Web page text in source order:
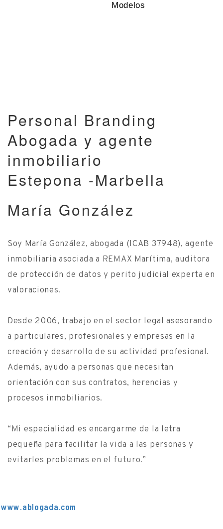
Modelos
Personal Branding
Abogada y agente
inmobiliario
Estepona -Marbella
María González
Soy María González, abogada (ICAB 37948), agente
inmobiliaria asociada a REMAX Marítima, auditora
de protección de datos y perito judicial experta en
valoraciones.
Desde 2006, trabajo en el sector legal asesorando
a particulares, profesionales y empresas en la
creación y desarrollo de su actividad profesional.
Además, ayudo a personas que necesitan
orientación con sus contratos, herencias y
procesos inmobiliarios.
“Mi especialidad es encargarme de la letra
pequeña para facilitar la vida a las personas y
evitarles problemas en el futuro.”
www.ablogada.com